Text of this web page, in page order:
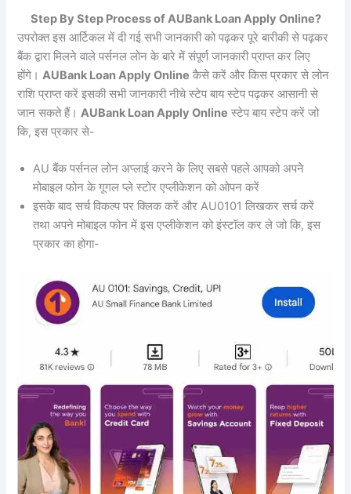
Step By Step Process of AUBank Loan Apply Online?
उपरोक्त इस आर्टिकल में दी गई सभी जानकारी को पढ़कर पूरे बारीकी से पढ़कर
बैंक द्वारा मिलने वाले पर्सनल लोन के बारे में संपूर्ण जानकारी प्राप्त कर लिए
होंगे। AUBank Loan Apply Online कैसे करें और किस प्रकार से लोन
राशि प्राप्त करें इसकी सभी जानकारी नीचे स्टेप बाय स्टेप पढ़कर आसानी से
जान सकते हैं। AUBank Loan Apply Online स्टेप बाय स्टेप करें जो
कि, इस प्रकार से-
AU बैंक पर्सनल लोन अप्लाई करने के लिए सबसे पहले आपको अपने
मोबाइल फोन के गूगल प्ले स्टोर एप्लीकेशन को ओपन करें
इसके बाद सर्च विकल्प पर क्लिक करें और AU0101 लिखकर सर्च करें
तथा अपने मोबाइल फोन में इस एप्लीकेशन को इंस्टॉल कर ले जो कि, इस
प्रकार का होगा-